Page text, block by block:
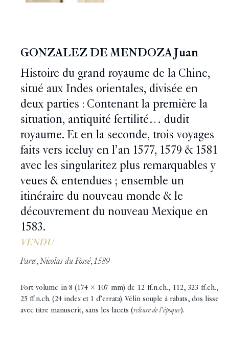
GONZALEZ DE MENDOZA Juan
Histoire du grand royaume de la Chine,
situé aux Indes orientales, divisée en
deux parties : Contenant la première la
situation, antiquité fertilité… dudit
royaume. Et en la seconde, trois voyages
faits vers iceluy en l’an 1577, 1579 & 1581
avec les singularitez plus remarquables y
veues & entendues ; ensemble un
itinéraire du nouveau monde & le
découvrement du nouveau Mexique en
1583.
VENDU
Paris, Nicolas du Fossé, 1589
Fort volume in-8 (174 x 107 mm) de 12 ff.n.ch., 112, 323 ff.ch.,
25 ff.n.ch. (24 index et 1 d’errata). Vélin souple à rabats, dos lisse
avec titre manuscrit, sans les lacets (reliure de l’époque).